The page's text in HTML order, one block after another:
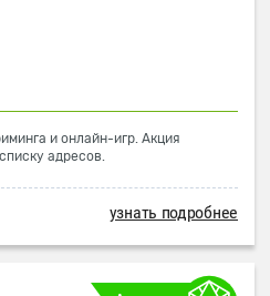
и онлайн-игр. Акция
адресов.
узнать подробнее